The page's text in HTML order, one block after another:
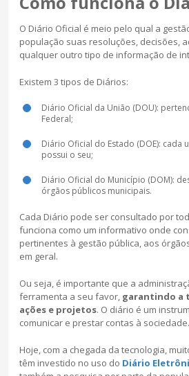
O Diário Oficial é meio pelo qual a
população suas resoluções, decisões,
qualquer outro tipo de informação de
Existem 3 tipos de Diários:
Diário Oficial da União (DOU):
Federal;
Diário Oficial do Estado (DOE): cada
possui o seu;
Diário Oficial do Município (DOM):
órgãos públicos municipais.
Cada Diário pode ser consultado por
funciona como um informativo onde
pertinentes à gestão pública, aos
em geral.
Ou seja, é importante que a
ferramenta a seu favor, garantindo a
ações e projetos. O diário é um
comunicar e prestar contas à sociedade.
Hoje, com a chegada da tecnologia,
têm investido no uso do Diário